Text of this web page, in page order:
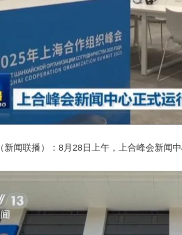
热播榜 总台企业白名单
（新闻联播）：8月28日上午，上合峰会新闻